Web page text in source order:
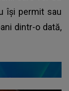
își permit sau
dintr-o dată,